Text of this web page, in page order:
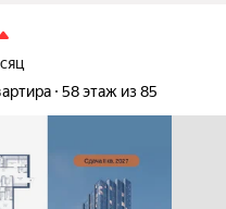
58 этаж из 85